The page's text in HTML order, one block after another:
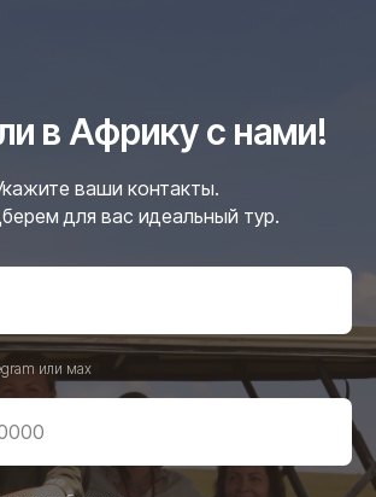
в Африку с нами!
ваши контакты.
для вас идеальный тур.
или мах